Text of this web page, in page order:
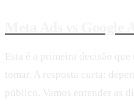
Esta é a primeira decisão
tomar. A resposta curta:
público. Vamos entender as